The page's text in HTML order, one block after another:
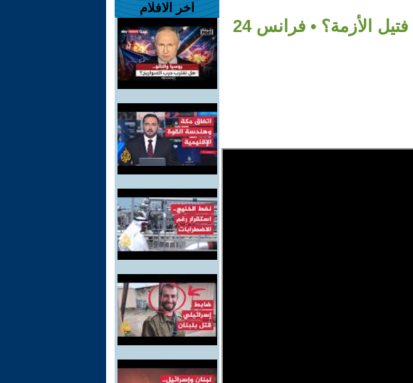
الأزمة؟ • فرانس 24
اخر الافلام